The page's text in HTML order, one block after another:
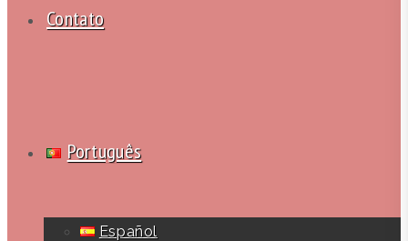
Contato
Português
Español